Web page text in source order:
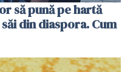
să pună pe hartă
din diaspora. Cum